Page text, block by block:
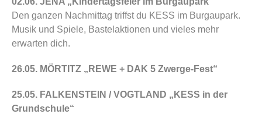
Den ganzen Nachmittag triffst du KESS im Burgaupark.
Musik und Spiele, Bastelaktionen und vieles mehr
erwarten dich.
26.05. MÖRTITZ „REWE + DAK 5 Zwerge-Fest“
25.05. FALKENSTEIN / VOGTLAND „KESS in der
Grundschule“